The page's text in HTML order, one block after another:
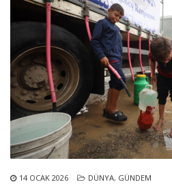
14 OCAK 2026 DÜNYA, GÜNDEM